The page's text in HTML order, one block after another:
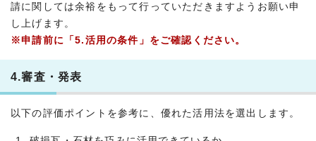
請に関しては余裕をもって行っていただきますようお願い申
し上げます。
※申請前に「5.活用の条件」をご確認ください。
4.審査・発表
以下の評価ポイントを参考に、優れた活用法を選出します。